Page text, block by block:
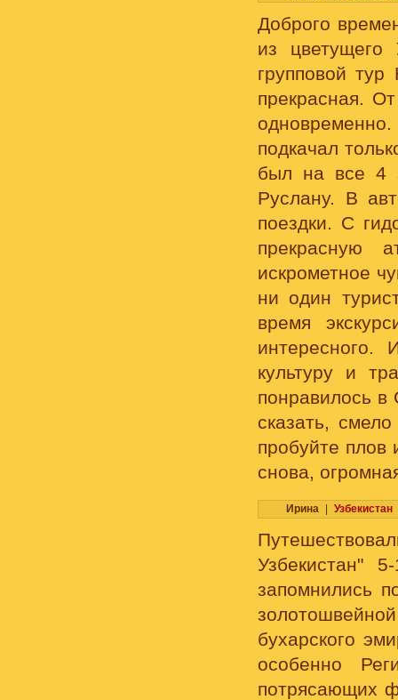
Доброго
из
групповой тур
прекрасная.
подкачал
был на все 4
Руслану. В
поездки. С
прекрасную
искрометное
ни один
время
культуру и
понравилось в
сказать,
пробуйте плов
снова,
Ирина Узбекистан
Узбекистан"
запомнились
бухарского
особенно
потрясающих